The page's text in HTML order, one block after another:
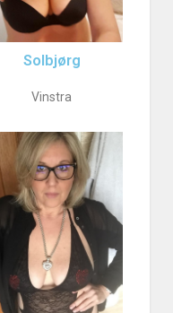
Solbjørg
Vinstra